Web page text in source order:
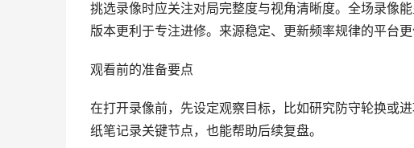
挑选录像时应关注对局完整度与视角清晰度。全场录像
版本更利于专注进修。来源稳定、更新频率规律的平台更
观看前的准备要点
在打开录像前，先设定观察目标，比如研究防守轮换或
纸笔记录关键节点，也能帮助后续复盘。